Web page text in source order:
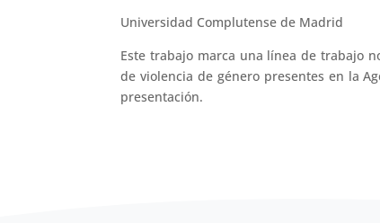
Universidad Complutense de Madrid
Este trabajo marca una línea de trabajo
de violencia de género presentes en la
presentación.